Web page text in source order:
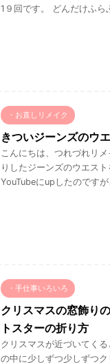
1９回です。 どんだけふら
・お直しリメイク
きついジーンズのウ
こんにちは、つれづれリ
りしたジーンズのウエス
YouTubeにupしたのです
・手仕事いろいろ
クリスマスの窓飾り
トスターの折り方
クリスマスが近づいてく
の中に少しずつ少しずつ